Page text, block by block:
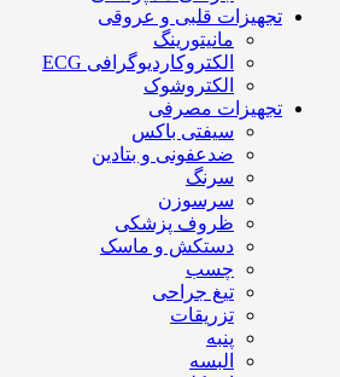
تجهیزات قلبی و عروقی
مانیتورینگ
الکتروکاردیوگرافی ECG
الکتروشوک
تجهیزات مصرفی
سیفتی باکس
ضدعفونی و بتادین
سرنگ
سرسوزن
ظروف پزشکی
دستکش و ماسک
چسب
تیغ جراحی
تزریقات
پنبه
البسه